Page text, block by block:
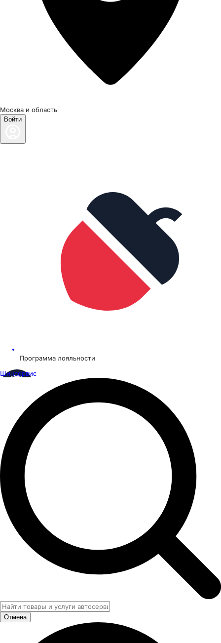
Москва и область
Войти
Программа лояльности
Шинсервис
Отмена